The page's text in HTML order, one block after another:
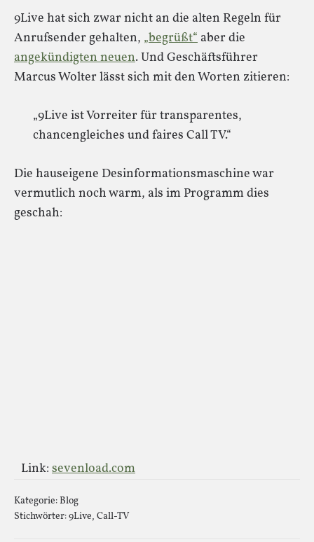
9Live hat sich zwar nicht an die alten Regeln für
Anrufsender gehalten, „begrüßt“ aber die
angekündigten neuen. Und Geschäftsführer
Marcus Wolter lässt sich mit den Worten zitieren:
„9Live ist Vorreiter für transparentes,
chancengleiches und faires Call TV.“
Die hauseigene Desinformationsmaschine war
vermutlich noch warm, als im Programm dies
geschah:
Link: sevenload.com
Kategorie:Blog
Stichwörter:9Live, Call-TV